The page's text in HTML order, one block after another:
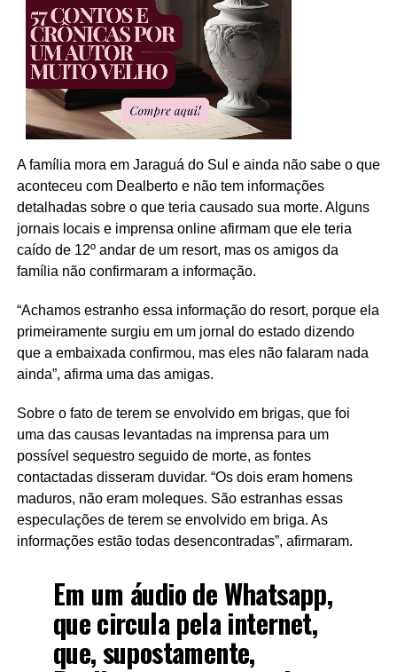
A família mora em Jaraguá do Sul e ainda não sabe o que
aconteceu com Dealberto e não tem informações
detalhadas sobre o que teria causado sua morte. Alguns
jornais locais e imprensa online afirmam que ele teria
caído de 12º andar de um resort, mas os amigos da
família não confirmaram a informação.
“Achamos estranho essa informação do resort, porque ela
primeiramente surgiu em um jornal do estado dizendo
que a embaixada confirmou, mas eles não falaram nada
ainda”, afirma uma das amigas.
Sobre o fato de terem se envolvido em brigas, que foi
uma das causas levantadas na imprensa para um
possível sequestro seguido de morte, as fontes
contactadas disseram duvidar. “Os dois eram homens
maduros, não eram moleques. São estranhas essas
especulações de terem se envolvido em briga. As
informações estão todas desencontradas”, afirmaram.
Em um áudio de Whatsapp,
que circula pela internet,
que, supostamente,